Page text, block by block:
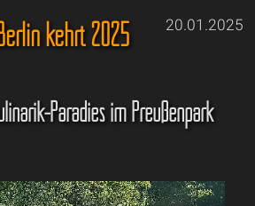
20.01.2025
kehrt 2025
Paradies im Preußenpark